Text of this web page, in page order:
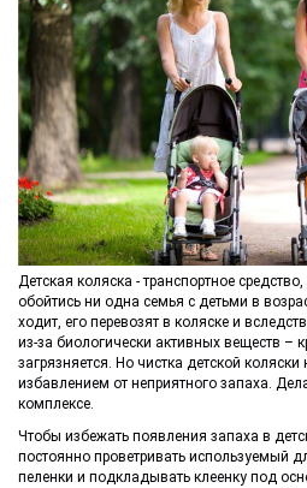
Детская коляска - транспортное
обойтись ни одна семья с детьми в
ходит, его перевозят в коляске и
из-за биологически активных веществ –
загрязняется. Но чистка детской коляски
избавлением от неприятного запаха.
комплексе.
Чтобы избежать появления запаха в
постоянно проветривать используемый
пеленки и подкладывать клеенку под